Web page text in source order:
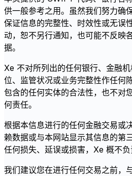
供一般参考之用。虽然我们努力确
保证信息的完整性、时效性或无误
动，恕不另行通知，也可能不反映
据。
Xe 不对所列出的任何银行、金融
位、监管状况或业务完整性作任何
包含的任何实体的合法性，也不对
何责任。
根据本信息进行的任何金融交易或
赖数据或与本网站显示其信息的第
任何损失、延误或损害，Xe 概不负
我们建议您在进行任何交易之前，